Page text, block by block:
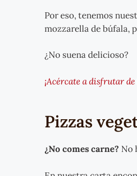
Por eso, tenemos
mozzarella de búfala,
¿No suena delicioso?
¡Acércate a disfrutar de
Pizzas
¿No comes carne? No